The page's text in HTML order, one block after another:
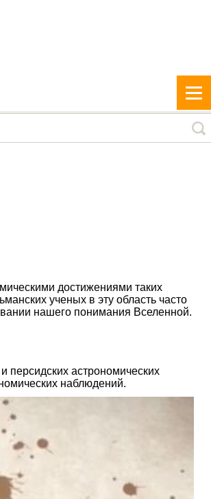
достижениями таких
ученых в эту область часто
нашего понимания Вселенной.
персидских астрономических
наблюдений.